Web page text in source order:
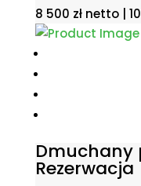
8 500 zł netto |
Dmuchany
Rezerwacja